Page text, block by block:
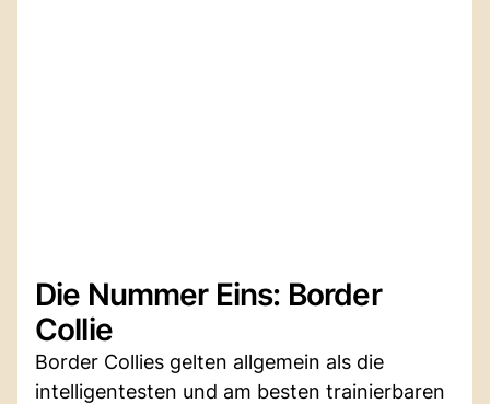
Die Nummer Eins: Border
Collie
Border Collies gelten allgemein als die
intelligentesten und am besten trainierbaren